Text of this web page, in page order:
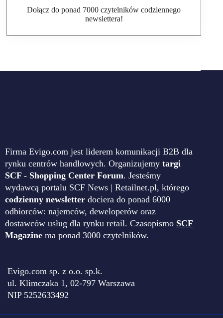
Dołącz do ponad 7000 czytelników codziennego
newslettera!
Firma Evigo.com jest liderem komunikacji B2B dla
rynku centrów handlowych. Organizujemy targi
SCF - Shopping Center Forum. Jesteśmy
wydawcą portalu SCF News | Retailnet.pl, którego
codzienny newsletter dociera do ponad 6000
odbiorców: najemców, deweloperów oraz
dostawców usług dla rynku retail. Czasopismo SCF
Magazine ma ponad 3000 czytelników.
Evigo.com sp. z o.o. sp.k.
ul. Klimczaka 1, 02-797 Warszawa
NIP 5252633492